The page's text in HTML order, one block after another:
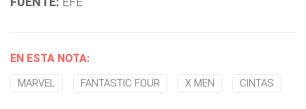
EN ESTA NOTA:
MARVEL FANTASTIC FOUR X MEN CINTAS